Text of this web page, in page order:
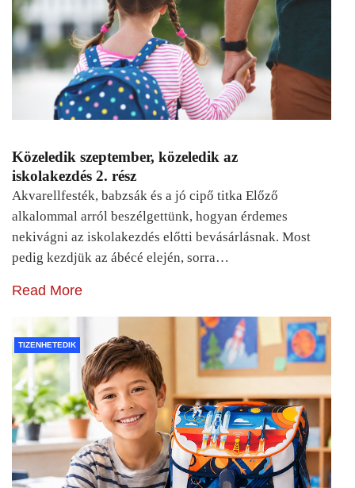
Közeledik szeptember, közeledik az
iskolakezdés 2. rész
Akvarellfesték, babzsák és a jó cipő titka Előző
alkalommal arról beszélgettünk, hogyan érdemes
nekivágni az iskolakezdés előtti bevásárlásnak. Most
pedig kezdjük az ábécé elején, sorra…
Read More
TIZENHETEDIK